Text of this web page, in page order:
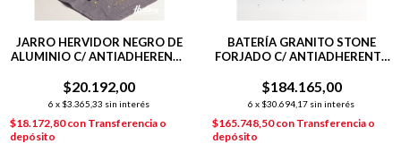
JARRO HERVIDOR NEGRO DE
ALUMINIO C/ ANTIADHERENTE
$20.192,00
6 x $3.365,33 sin interés
$18.172,80con Transferencia o
depósito
BATERÍA GRANITO STONE
FORJADO C/ ANTIADHERENTE
$184.165,00
6 x $30.694,17 sin interés
$165.748,50con Transferencia o
depósito